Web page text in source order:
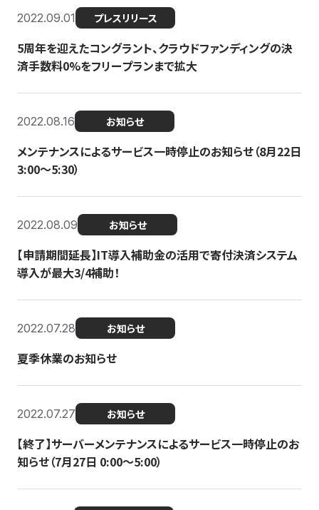
2022.09.01 プレスリリース
5周年を迎えたコングラント、クラウドファンディングの決
済手数料0%をフリープランまで拡大
2022.08.16 お知らせ
メンテナンスによるサービス一時停止のお知らせ（8月22日
3:00〜5:30）
2022.08.09 お知らせ
【申請期間延長】IT導入補助金の活用で寄付決済システム
導入が最大3/4補助！
2022.07.28 お知らせ
夏季休業のお知らせ
2022.07.27 お知らせ
【終了】サーバーメンテナンスによるサービス一時停止のお
知らせ（7月27日 0:00〜5:00）